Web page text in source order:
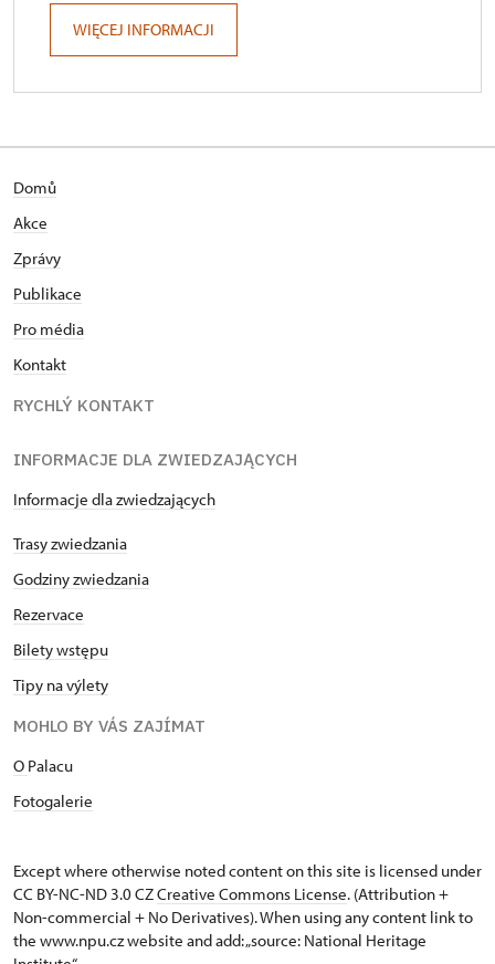
WIĘCEJ INFORMACJI
Domů
Akce
Zprávy
Publikace
Pro média
Kontakt
RYCHLÝ KONTAKT
INFORMACJE DLA ZWIEDZAJĄCYCH
Informacje dla zwiedzających
Trasy zwiedzania
Godziny zwiedzania
Rezervace
Bilety wstępu
Tipy na výlety
MOHLO BY VÁS ZAJÍMAT
O Palacu
Fotogalerie
Except where otherwise noted content on this site is licensed under
CC BY-NC-ND 3.0 CZCreative Commons License. (Attribution +
Non-commercial + No Derivatives). When using any content link to
the www.npu.cz website and add: „source: National Heritage